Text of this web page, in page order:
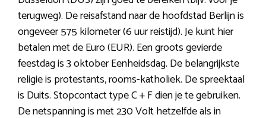
terugweg). De reisafstand naar de hoofdstad Berlijn is
ongeveer 575 kilometer (6 uur reistijd). Je kunt hier
betalen met de Euro (EUR). Een groots gevierde
feestdag is 3 oktober Eenheidsdag. De belangrijkste
religie is protestants, rooms-katholiek. De spreektaal
is Duits. Stopcontact type C + F dien je te gebruiken.
De netspanning is met 230 Volt hetzelfde als in